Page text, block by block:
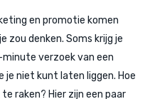
en promotie komen
zou denken. Soms krijg je
verzoek van een
je niet kunt laten liggen. Hoe
raken? Hier zijn een paar